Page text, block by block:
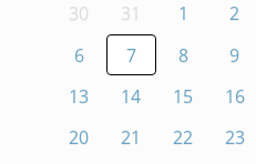
30 31 1 2
6
7 8 9
13
14 15 16
20
21 22 23